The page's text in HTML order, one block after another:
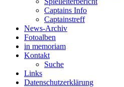
Captains Info
Captainstreff
News-Archiv
Fotoalben
in memoriam
Kontakt
Suche
Links
Datenschutzerklärung